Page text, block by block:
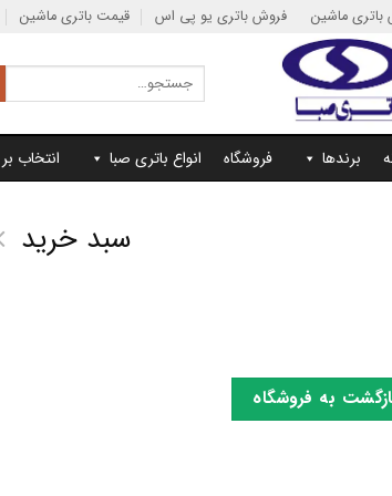
ماشین فروش باتری یو پی اس قیمت باتری ماشین
جستجو
برای:
برندها فروشگاه انواع باتری صبا انتخاب
سبد خرید
به فروشگاه